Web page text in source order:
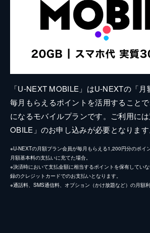
「U-NEXT MOBILE」はU-NEXTの「
毎月もらえるポイントを活用すること
になるモバイルプランです。ご利用に
OBILE」のお申し込みが必要となります
※U-NEXTの月額プラン会員が毎月もらえる1,200円分のポイ
月額基本料の支払いに充てた場合。
※決済時において支払金額に相当するポイントを保有してい
録のクレジットカードでのお支払いとなります。
※通話料、SMS通信料、オプション（かけ放題など）の月額